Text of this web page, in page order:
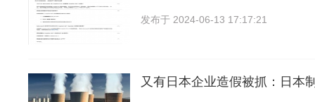
发布于 2024-06-13 17:17:21
又有日本企业造假被抓：日本